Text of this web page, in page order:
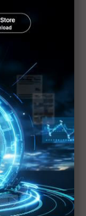
奧勒岡成重
特爾近年最
AX與超微較
三層面解析
高出5倍